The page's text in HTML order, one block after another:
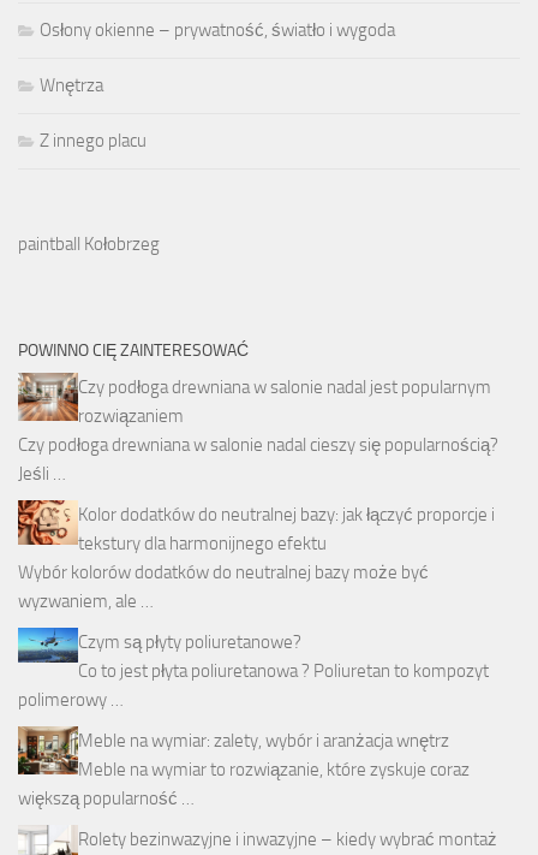
Osłony okienne – prywatność, światło i wygoda
Wnętrza
Z innego placu
paintball Kołobrzeg
POWINNO CIĘ ZAINTERESOWAĆ
Czy podłoga drewniana w salonie nadal jest popularnym
rozwiązaniem
Czy podłoga drewniana w salonie nadal cieszy się popularnością?
Jeśli …
Kolor dodatków do neutralnej bazy: jak łączyć proporcje i
tekstury dla harmonijnego efektu
Wybór kolorów dodatków do neutralnej bazy może być
wyzwaniem, ale …
Czym są płyty poliuretanowe?
Co to jest płyta poliuretanowa ? Poliuretan to kompozyt
polimerowy …
Meble na wymiar: zalety, wybór i aranżacja wnętrz
Meble na wymiar to rozwiązanie, które zyskuje coraz
większą popularność …
Rolety bezinwazyjne i inwazyjne – kiedy wybrać montaż